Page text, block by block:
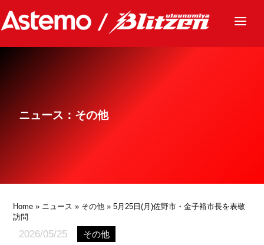
ニュース
グッズ
ニュース：その他
Home » ニュース » その他 » 5月25日(月)佐野市・金子裕市長を表敬
訪問
2026/05/25 その他